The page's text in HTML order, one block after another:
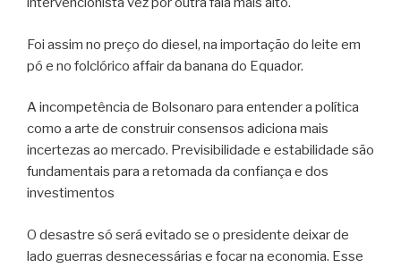
Foi assim no preço do diesel, na importação do leite em
pó e no folclórico affair da banana do Equador.
A incompetência de Bolsonaro para entender a política
como a arte de construir consensos adiciona mais
incertezas ao mercado. Previsibilidade e estabilidade são
fundamentais para a retomada da confiança e dos
investimentos
O desastre só será evitado se o presidente deixar de
lado guerras desnecessárias e focar na economia. Esse